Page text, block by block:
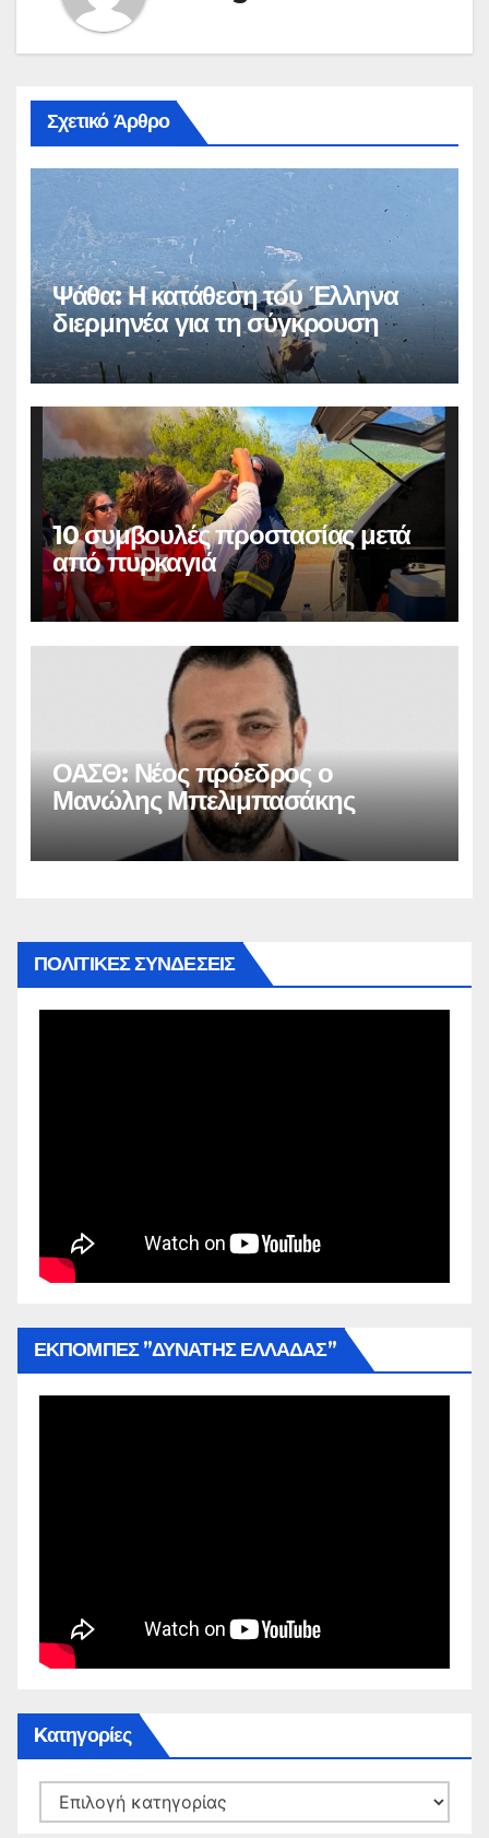
Σχετικό Άρθρο
Ψάθα: Η κατάθεση του Έλληνα
διερμηνέα για τη σύγκρουση
10 συμβουλές προστασίας μετά
από πυρκαγιά
ΟΑΣΘ: Νέος πρόεδρος ο
Μανώλης Μπελιμπασάκης
ΠΟΛΙΤΙΚΕΣ ΣΥΝΔΕΣΕΙΣ
ΕΚΠΟΜΠΕΣ ”ΔΥΝΑΤΗΣ ΕΛΛΑΔΑΣ”
Kατηγορίες
Kατηγορίες